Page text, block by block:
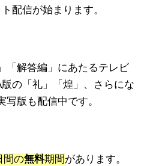
配信が始まります。
「解答編」にあたるテレビ
の「礼」「煌」、さらにな
版も配信中です。
間の無料期間があります。